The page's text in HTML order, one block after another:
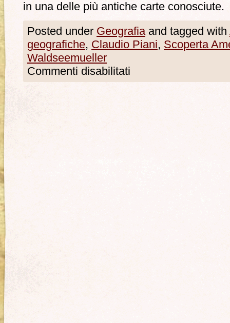
in una delle più antiche carte conosciute.
Posted under Geografiaand tagged with
geografiche, Claudio Piani, Scoperta
Waldseemueller
Commenti disabilitati